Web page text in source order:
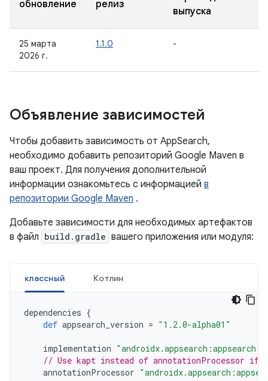
обновление
релиз
выпуска
25 марта
2026 г.
1.1.0 -
Объявление зависимостей
Чтобы добавить зависимость от AppSearch,
необходимо добавить репозиторий Google Maven в
ваш проект. Для получения дополнительной
информации ознакомьтесь с информацией в
репозитории Google Maven .
Добавьте зависимости для необходимых артефактов
в файл build.gradle вашего приложения или модуля:
классный Котлин
dependencies {
def appsearch_version = "1.2.0-alpha01"
implementation
// Use kapt instead of annotationProcessor if
annotationProcessor